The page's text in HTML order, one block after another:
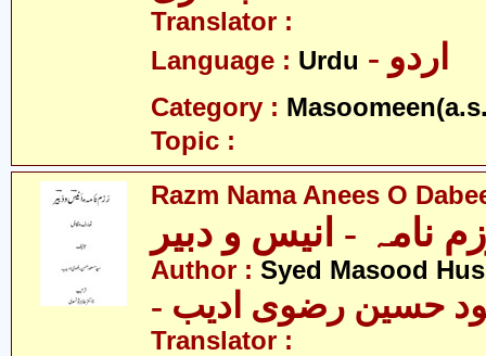
Translator :
Language : Urdu - اردو
Category :
Topic :
Razm Nama Anees O
نامہ - انیس و دبیر
Author : Syed Masood
حسین رضوی ادیب
Translator :